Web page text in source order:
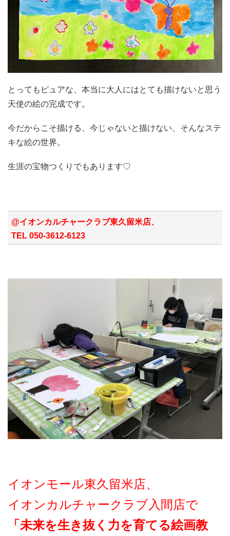
とってもピュアな、本当に大人にはとても描けないと思う
天使の絵の完成です。
今だからこそ描ける、今じゃないと描けない、そんなステ
キな絵の世界。
生涯の宝物つくりでもあります♡
@イオンカルチャークラブ東久留米店、
TEL 050-3612-6123
イオンモール東久留米店、
イオンカルチャークラブ入間店で
「未来を生き抜く力を育てる絵画教